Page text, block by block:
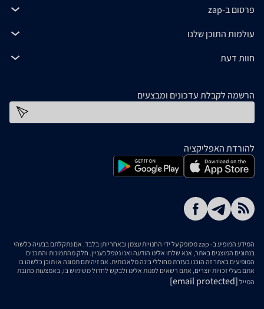
פרסום ב-zap
עולמות התוכן שלנו
חוות דעת
הרשמה לקבלת עדכונים ומבצעים
להורדת האפליקציה
המידע המופיע ב- zap מסופק על ידי החנויות עצמן ובאחריותן בלבד. אם נתקלתם בבעיה כלשהי
בנתונים המוצגים באתר, אנא שלחו אלינו הודעה ואנו נטפל בעניין. חלק מהתמונות והתכנים
המופיעים באתר זה הוכנו בעזרת מחוללי בינה מלאכותית. אם זיהיתם תמונה או תוכן כלשהו בו
אתם בעלי זכויות יוצרים, אתם רשאים לפנות אלינו ולבקש לחדול משימוש בו, באמצעות כתובת
המייל [email protected]